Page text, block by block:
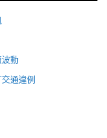
波動
通違例